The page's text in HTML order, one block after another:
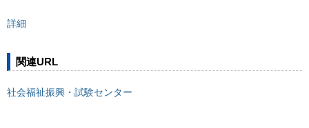
詳細
関連URL
社会福祉振興・試験センター